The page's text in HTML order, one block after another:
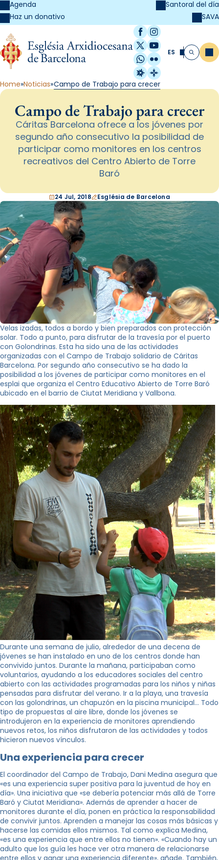
Agenda
Haz un donativo
Santoral del día
SAVA
Facebook
Instagram
X / Twitter
YouTube
WhatsApp
Flickr
Radio Estel
Catalunya
ES Buscar
Home Noticias Campo de Trabajo para crecer
Campo de Trabajo para crecer
Cáritas Barcelona ofrece a los jóvenes por
segundo año consecutivo la posibilidad de
participar como monitores en los centros
recreativos del Centro Abierto de Torre
Baró
24 Jul, 2018 Església de Barcelona
Velas izadas, todos a bordo y bien preparados con protección
solar. Todo a punto, para disfrutar de la travesía por el puerto
con Golondrinas. Esta ha sido una de las actividades
organizadas con el Campo de Trabajo solidario de Cáritas
Barcelona. Por segundo año consecutivo se ha dado la
posibilidad a los jóvenes de participar como monitores en el
esplai que organiza el Centro Educativo Abierto de Torre Baró
ubicado en el barrio de Ciutat Meridiana y Vallbona.
Durante una semana de julio, alrededor de una decena de
jóvenes se han instalado en uno de los centros donde han
convivido juntos. Durante la mañana, participaban como
voluntarios, ayudando a los educadores sociales del centro
abierto con las actividades programadas para los niños y niñas
pensadas para disfrutar del verano. Ir a la playa, una travesía
con las golondrinas, un chapuzón en la piscina municipal… Todo
tipo de propuestas al aire libre, donde los jóvenes se
introdujeron en la experiencia de monitores aprendiendo
nuevos retos, los niños disfrutaron de las actividades y todos
hicieron nuevos vínculos.
Una experiencia para crecer
El coordinador del Campo de Trabajo, Dani Medina asegura que
«es una experiencia super positiva para la juventud de hoy en
día». Una iniciativa que «se debería potenciar más allá de Torre
Baró y Ciutat Meridiana». Además de aprender a hacer de
monitores durante el día, ponen en práctica la responsabilidad
de convivir juntos. Aprenden a manejar las cosas más básicas y
hacerse las comidas ellos mismos. Tal como explica Medina,
«es una experiencia que entre ellos no tienen». «Cuando hay un
adulto que los guía les hace ver otra manera de relacionarse
entre ellos y ganar una experiencia diferente», añade. También,